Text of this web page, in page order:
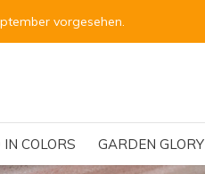
COLORS GARDEN GLORY
vorgesehen.